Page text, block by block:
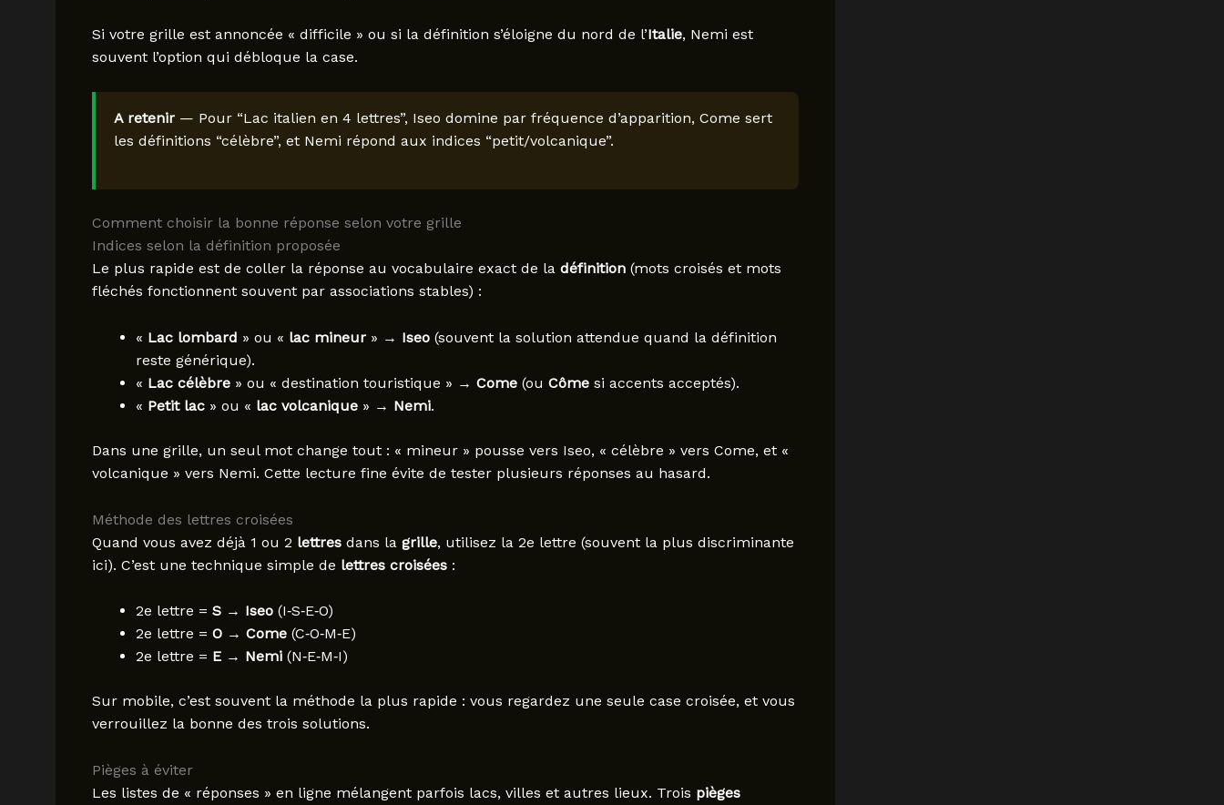
Si votre grille est annoncée « difficile » ou si la définition s’éloigne du nord de l’Italie, Nemi est
souvent l’option qui débloque la case.
A retenir— Pour “Lac italien en 4 lettres”, Iseo domine par fréquence d’apparition, Come sert
les définitions “célèbre”, et Nemi répond aux indices “petit/volcanique”.
Comment choisir la bonne réponse selon votre grille
Indices selon la définition proposée
Le plus rapide est de coller la réponse au vocabulaire exact de la définition(mots croisés et mots
fléchés fonctionnent souvent par associations stables) :
« Lac lombard » ou « lac mineur» → Iseo(souvent la solution attendue quand la définition
reste générique).
« Lac célèbre» ou « destination touristique » → Come(ou Cômesi accents acceptés).
« Petit lac» ou « lac volcanique» → Nemi.
Dans une grille, un seul mot change tout : « mineur » pousse vers Iseo, « célèbre » vers Come, et «
volcanique » vers Nemi. Cette lecture fine évite de tester plusieurs réponses au hasard.
Méthode des lettres croisées
Quand vous avez déjà 1 ou 2 lettresdans la grille, utilisez la 2e lettre (souvent la plus discriminante
ici). C’est une technique simple de lettres croisées:
2e lettre = S→ Iseo(I‑S‑E‑O)
2e lettre = O→ Come(C‑O‑M‑E)
2e lettre = E→ Nemi(N‑E‑M‑I)
Sur mobile, c’est souvent la méthode la plus rapide : vous regardez une seule case croisée, et vous
verrouillez la bonne des trois solutions.
Pièges à éviter
Les listes de « réponses » en ligne mélangent parfois lacs, villes et autres lieux. Trois pièges